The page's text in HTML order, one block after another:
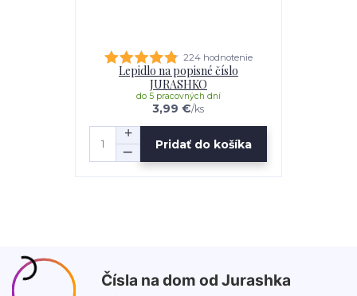
224 hodnotenie
Lepidlo na popisné číslo
JURASHKO
3,99 €/ks
do 5 pracovných dní
Pridať do košíka